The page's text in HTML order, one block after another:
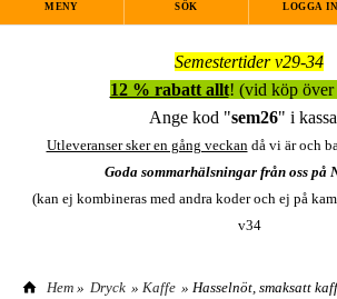
MENY SÖK LOGGA IN
Semestertider v29-34
12 % rabatt allt! (vid köp över
Ange kod "sem26" i
Utleveranser sker en gång veckandå vi är och
Goda sommarhälsningar från oss på
(kan ej kombineras med andra koder och ej på
v34
Hem » Dryck » Kaffe » Hasselnöt, smaksatt